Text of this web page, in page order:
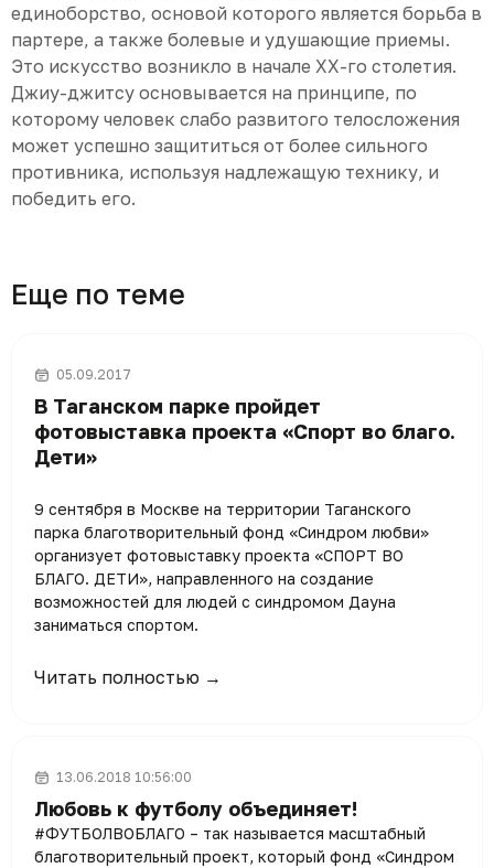
единоборство, основой которого является борьба в
партере, а также болевые и удушающие приемы.
Это искусство возникло в начале ХХ-го столетия.
Джиу-джитсу основывается на принципе, по
которому человек слабо развитого телосложения
может успешно защититься от более сильного
противника, используя надлежащую технику, и
победить его.
Еще по теме
05.09.2017
В Таганском парке пройдет
фотовыставка проекта «Спорт во благо.
Дети»
9 сентября в Москве на территории Таганского
парка благотворительный фонд «Синдром любви»
организует фотовыставку проекта «СПОРТ ВО
БЛАГО. ДЕТИ», направленного на создание
возможностей для людей с синдромом Дауна
заниматься спортом.
Читать полностью →
13.06.2018 10:56:00
Любовь к футболу объединяет!
#ФУТБОЛВОБЛАГО – так называется масштабный
благотворительный проект, который фонд «Синдром